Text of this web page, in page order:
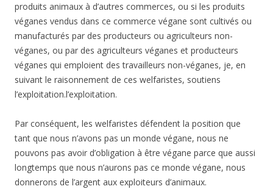
produits animaux à d’autres commerces, ou si les produits
véganes vendus dans ce commerce végane sont cultivés ou
manufacturés par des producteurs ou agriculteurs non-
véganes, ou par des agriculteurs véganes et producteurs
véganes qui emploient des travailleurs non-véganes, je, en
suivant le raisonnement de ces welfaristes, soutiens
l’exploitation.l’exploitation.
Par conséquent, les welfaristes défendent la position que
tant que nous n’avons pas un monde végane, nous ne
pouvons pas avoir d’obligation à être végane parce que aussi
longtemps que nous n’aurons pas ce monde végane, nous
donnerons de l’argent aux exploiteurs d’animaux.